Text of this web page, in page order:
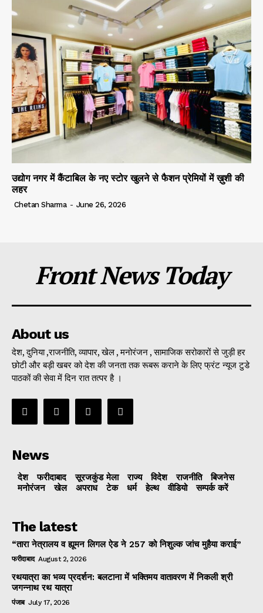
उद्योग नगर में कैंटाबिल के नए स्टोर खुलने से फैशन प्रेमियों में ख़ुशी की
लहर
Chetan Sharma - June 26, 2026
Front News Today
About us
देश, दुनिया ,राजनीति, व्यापार, खेल , मनोरंजन , सामाजिक सरोकारों से जुड़ी हर
छोटी और बड़ी खबर को देश की जनता तक रूबरू कराने के लिए फ्रंट न्यूज टुडे
पाठकों की सेवा में दिन रात तत्पर है ।
News
देश फरीदाबाद सूरजकुंड मेला राज्‍य विदेश राजनीति
बिजनेस
मनोरंजन
खेल अपराध टेक धर्म हेल्थ वीडियो सम्पर्क करें
The latest
“तारा नेत्रालय व ह्यूमन लिगल ऐड ने 257 को निशुल्क जांच मुहैया कराई”
फरीदाबाद August 2, 2026
रथयात्रा का भव्य प्रदर्शन: बलटाना में भक्तिमय वातावरण में निकली श्री
जगन्नाथ रथ यात्रा
पंजाब July 17, 2026